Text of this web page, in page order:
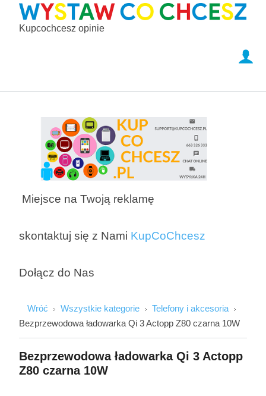
Kupcochcesz opinie
Miejsce na Twoją reklamę
skontaktuj się z Nami KupCoChcesz
Dołącz do Nas
Wróć Wszystkie kategorie
Telefony i akcesoria
Bezprzewodowa ładowarka Qi 3 Actopp Z80 czarna 10W
Bezprzewodowa ładowarka Qi 3 Actopp
Z80 czarna 10W